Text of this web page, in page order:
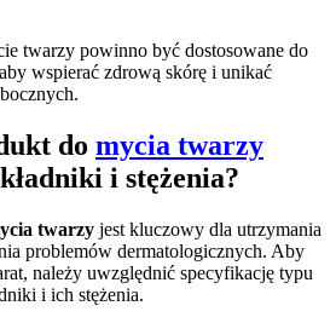
twarzy powinno być dostosowane do
wspierać zdrową skórę i unikać
do mycia twarzy
i stężenia?
twarzy jest kluczowy dla utrzymania
problemów dermatologicznych. Aby
należy uwzględnić specyfikację typu
i ich stężenia.